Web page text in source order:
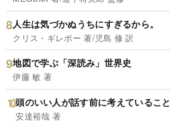
人生は気づかぬうちにすぎるから。
クリス・ギレボー 著/児島 修 訳
地図で学ぶ「深読み」世界史
伊藤 敏 著
頭のいい人が話す前に考えていること
安達裕哉 著